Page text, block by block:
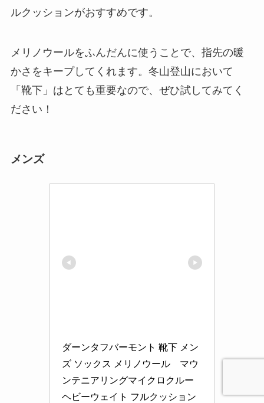
ルクッションがおすすめです。
メリノウールをふんだんに使うことで、指先の暖
かさをキープしてくれます。冬山登山において
「靴下」はとても重要なので、ぜひ試してみてく
ださい！
メンズ
ダーンタフバーモント 靴下 メン
ズ ソックス メリノウール　マウ
ンテニアリングマイクロクルー
ヘビーウェイト フルクッション